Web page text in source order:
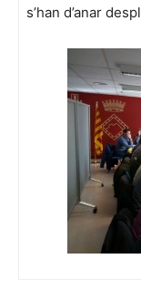
s’han d’anar